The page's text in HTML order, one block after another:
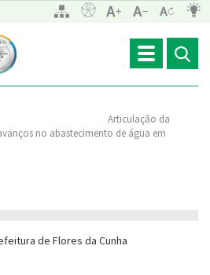
Toggle
navigation
Articulação da
no abastecimento de água em